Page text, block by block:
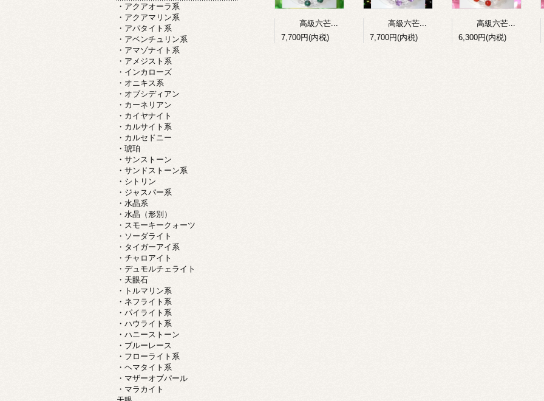
高級六芒星水晶+パイライトインマラカイトのコンビブレスレット
7,700円(内税)
高級六芒星水晶+アメジストのコンビブレスレット
7,700円(内税)
高級六芒星水晶+赤メノウのコンビブレスレット
6,300円(内税)
・アクアオーラ系
・アクアマリン系
・アパタイト系
・アベンチュリン系
・アマゾナイト系
・アメジスト系
・インカローズ
・オニキス系
・オブシディアン
・カーネリアン
・カイヤナイト
・カルサイト系
・カルセドニー
・琥珀
・サンストーン
・サンドストーン系
・シトリン
・ジャスパー系
・水晶系
・水晶（形別）
・スモーキークォーツ
・ソーダライト
・タイガーアイ系
・チャロアイト
・デュモルチェライト
・天眼石
・トルマリン系
・ネフライト系
・パイライト系
・ハウライト系
・ハニーストーン
・ブルーレース
・フローライト系
・ヘマタイト系
・マザーオブパール
・マラカイト